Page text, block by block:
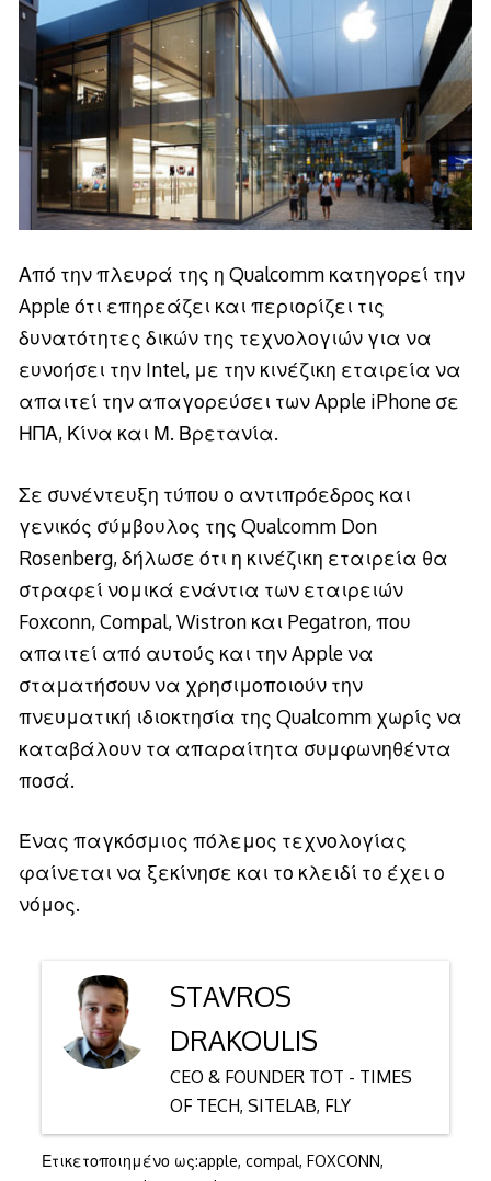
Από την πλευρά της η Qualcomm κατηγορεί την
Apple ότι επηρεάζει και περιορίζει τις
δυνατότητες δικών της τεχνολογιών για να
ευνοήσει την Intel, με την κινέζικη εταιρεία να
απαιτεί την απαγορεύσει των Apple iPhone σε
ΗΠΑ, Κίνα και Μ. Βρετανία.
Σε συνέντευξη τύπου ο αντιπρόεδρος και
γενικός σύμβουλος της Qualcomm Don
Rosenberg, δήλωσε ότι η κινέζικη εταιρεία θα
στραφεί νομικά ενάντια των εταιρειών
Foxconn, Compal, Wistron και Pegatron, που
απαιτεί από αυτούς και την Apple να
σταματήσουν να χρησιμοποιούν την
πνευματική ιδιοκτησία της Qualcomm χωρίς να
καταβάλουν τα απαραίτητα συμφωνηθέντα
ποσά.
Ένας παγκόσμιος πόλεμος τεχνολογίας
φαίνεται να ξεκίνησε και το κλειδί το έχει ο
νόμος.
STAVROS
DRAKOULIS
CEO & FOUNDER TOT - TIMES
OF TECH, SITELAB, FLY
Ετικετοποιημένο ως:apple, compal, FOXCONN,